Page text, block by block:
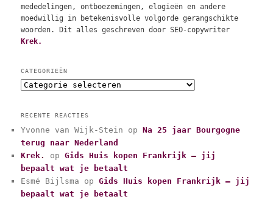
mededelingen, ontboezemingen, elogieën en andere
moedwillig in betekenisvolle volgorde gerangschikte
woorden. Dit alles geschreven door SEO-copywriter
Krek.
CATEGORIEËN
C
e
g
o
r
i
e
ë
RECENTE REACTIES
Yvonne van Wijk-Stein opNa 25 jaar Bourgogne
terug naar Nederland
Krek.
opGids Huis kopen Frankrijk – jij
bepaalt wat je betaalt
Esmé Bijlsma opGids Huis kopen Frankrijk – jij
bepaalt wat je betaalt